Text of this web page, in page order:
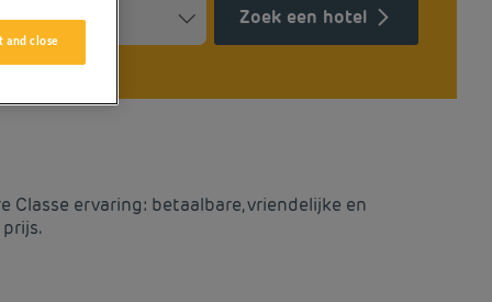
Zoek een hotel
ervaring: betaalbare, vriendelijke en
and close